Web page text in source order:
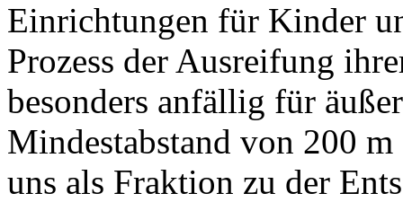
Einrichtungen für Kinder
Prozess der Ausreifung
besonders anfällig für
Mindestabstand von 200
uns als Fraktion zu der